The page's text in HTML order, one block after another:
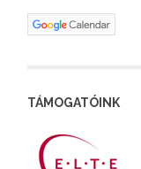
TÁMOGATÓINK